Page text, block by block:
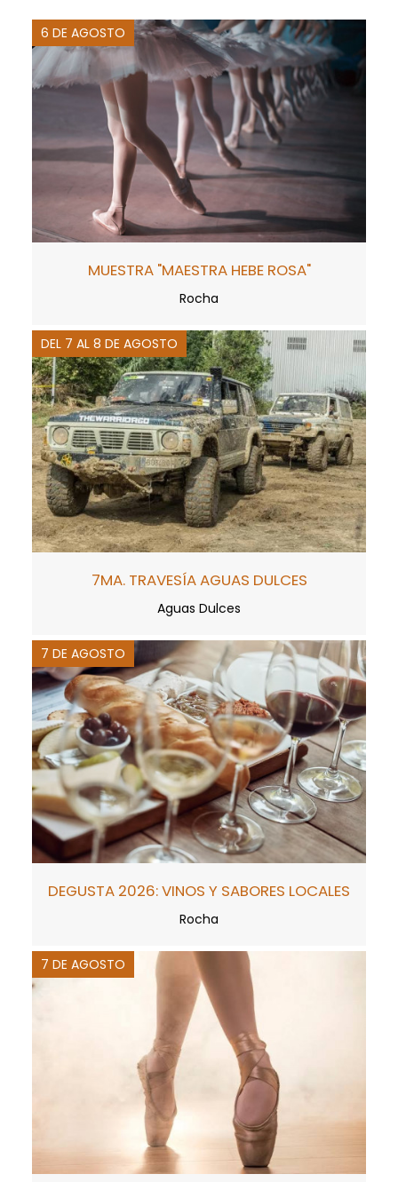
6 DE AGOSTO
MUESTRA "MAESTRA HEBE ROSA"
Rocha
DEL 7 AL 8 DE AGOSTO
7MA. TRAVESÍA AGUAS DULCES
Aguas Dulces
7 DE AGOSTO
DEGUSTA 2026: VINOS Y SABORES LOCALES
Rocha
7 DE AGOSTO